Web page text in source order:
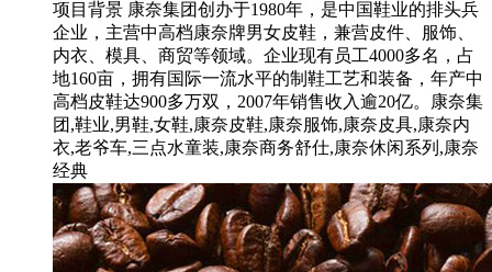
项目背景 康奈集团创办于1980年，是中国鞋业的排头兵
企业，主营中高档康奈牌男女皮鞋，兼营皮件、服饰、
内衣、模具、商贸等领域。企业现有员工4000多名，占
地160亩，拥有国际一流水平的制鞋工艺和装备，年产中
高档皮鞋达900多万双，2007年销售收入逾20亿。康奈集
团,鞋业,男鞋,女鞋,康奈皮鞋,康奈服饰,康奈皮具,康奈内
衣,老爷车,三点水童装,康奈商务舒仕,康奈休闲系列,康奈
经典